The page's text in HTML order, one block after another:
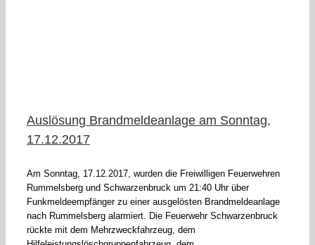
Auslösung Brandmeldeanlage am Sonntag,
17.12.2017
Am Sonntag, 17.12.2017, wurden die Freiwilligen Feuerwehren
Rummelsberg und Schwarzenbruck um 21:40 Uhr über
Funkmeldeempfänger zu einer ausgelösten Brandmeldeanlage
nach Rummelsberg alarmiert. Die Feuerwehr Schwarzenbruck
rückte mit dem Mehrzweckfahrzeug, dem